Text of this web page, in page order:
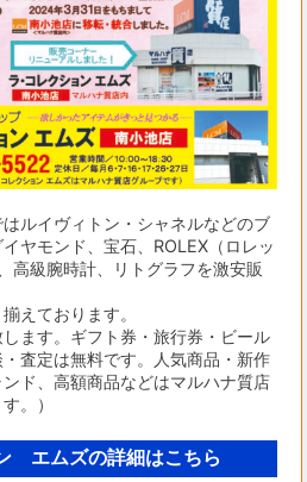
ルイヴィトン・シャネルなどのブ
ヤモンド、宝石、ROLEX（ロレッ
高級腕時計、リトグラフを激安販
えております。
ます。ギフト券・旅行券・ビール
査定は無料です。人気商品・新作
ド、高額商品などはマルハナ質店
。）
エムズの詳細はこちら